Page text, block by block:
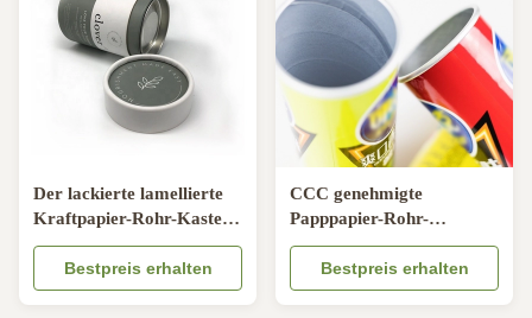
Der lackierte lamellierte
Kraftpapier-Rohr-Kasten,
der mit Samt-Kissen
verpackt, fügte ein
Bestpreis erhalten
CCC genehmigte
Papppapier-Rohr-
Verpacken der
Lebensmittel aufbereitete
Gewohnheit ODM PMS
Bestpreis erhalten